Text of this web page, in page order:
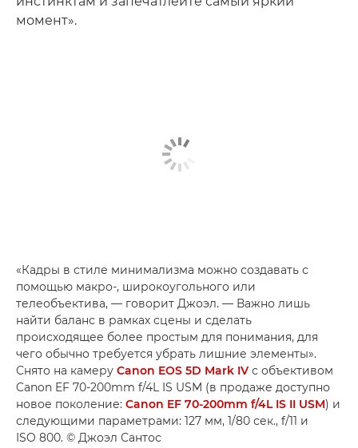
момент».
«Кадры в стиле минимализма можно создавать с
помощью макро-, широкоугольного или
телеобъектива, — говорит Джоэл. — Важно лишь
найти баланс в рамках сцены и сделать
происходящее более простым для понимания, для
чего обычно требуется убрать лишние элементы».
Снято на камеру Canon EOS 5D Mark IV с объективом
Canon EF 70-200mm f/4L IS USM (в продаже доступно
новое поколение: Canon EF 70-200mm f/4L IS II USM) и
следующими параметрами: 127 мм, 1/80 сек., f/11 и
ISO 800. © Джоэл Сантос